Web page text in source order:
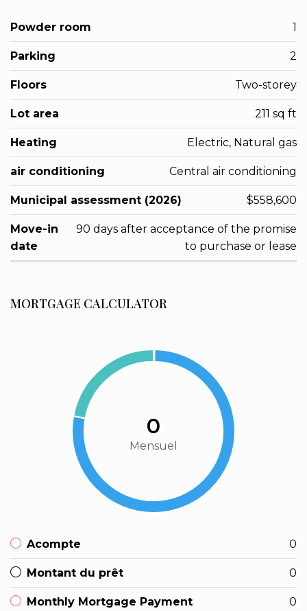
Powder room 1
Parking 2
Floors Two-storey
Lot area 211 sq ft
Heating Electric, Natural gas
air conditioning Central air conditioning
Municipal assessment (2026) $558,600
Move-in
date
90 days after acceptance of the promise
to purchase or lease
MORTGAGE CALCULATOR
0
Mensuel
Acompte 0
Montant du prêt 0
Monthly Mortgage Payment 0